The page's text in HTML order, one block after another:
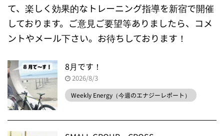
て、楽しく効果的なトレーニング指導を新宿で開催
しております。ご意見ご要望等ありましたら、コメ
ントやメール下さい。お待ちしております！
8月です！
2026/8/3
Weekly Energy（今週のエナジーレポート）